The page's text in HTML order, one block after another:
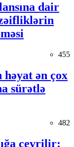
dair
455
ən çox
sürətlə
482
çevrilir: